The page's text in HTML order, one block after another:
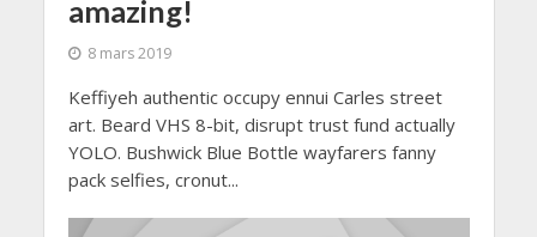
amazing!
8 mars 2019
Keffiyeh authentic occupy ennui Carles street
art. Beard VHS 8-bit, disrupt trust fund actually
YOLO. Bushwick Blue Bottle wayfarers fanny
pack selfies, cronut...